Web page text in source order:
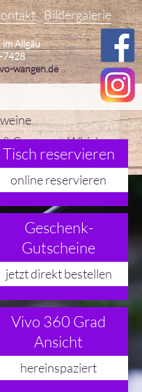
Allgäu
7428
wangen.de
Bildergalerie
& Cognac Whisky
Tisch reservieren
online reservieren
Geschenk-
Gutscheine
jetzt direkt bestellen
Vivo 360 Grad
Ansicht
hereinspaziert